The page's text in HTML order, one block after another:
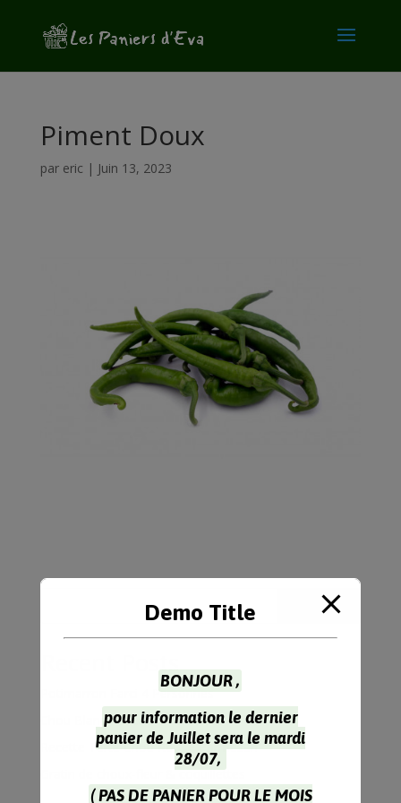
Piment Doux
par eric | Juin 13, 2023
Rechercher
Recent Posts
Potimarron Farci 4 Personnes
Chou Blanc Recette à l’Indienne
Recette Tarte Chou Rouge Parmesan
Gratin de choux-fleur & coquillettes
Demo Title
BONJOUR ,
pour information le dernier
panier de Juillet sera le mardi
28/07,
( PAS DE PANIER POUR LE MOIS